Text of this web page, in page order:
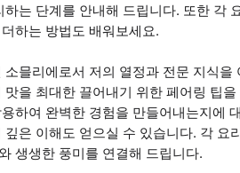
하는 단계를 안내해 드립니다. 또한 각
하는 방법도 배워보세요.
믈리에로서 저의 열정과 전문 지식
을 최대한 끌어내기 위한 페어링 팁
하여 완벽한 경험을 만들어내는지에
은 이해도 얻으실 수 있습니다. 각
생생한 풍미를 연결해 드립니다.